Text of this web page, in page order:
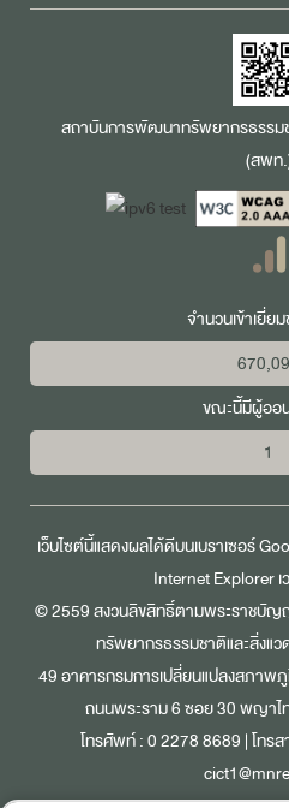
สถาบันการพัฒนาทรัพยากรธรรม
(สพท
จำนวนเข้าเยี่ย
ขณะนี้มีผู้ออ
1
เว็บไซต์นี้แสดงผลได้ดีบนเบราเซอร์
Internet Explorerเ
© 2559 สงวนลิขสิทธิ์ตามพระราชบั
ทรัพยากรธรรมชาติและสิ่งแ
49 อาคารกรมการเปลี่ยนแปลงสภาพ
ถนนพระราม 6 ซอย 30 พญาไ
โทรศัพท์ :0 2278 8689 | โทร